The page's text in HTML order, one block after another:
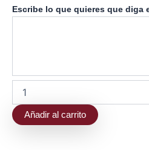
Escribe lo que quieres que diga
Ramo
gerberas
Añadir al carrito